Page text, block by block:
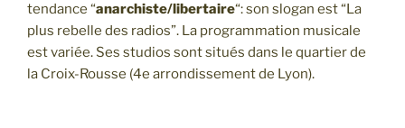
tendance “anarchiste/libertaire“: son slogan est “La
plus rebelle des radios”. La programmation musicale
est variée. Ses studios sont situés dans le quartier de
la Croix-Rousse (4e arrondissement de Lyon).